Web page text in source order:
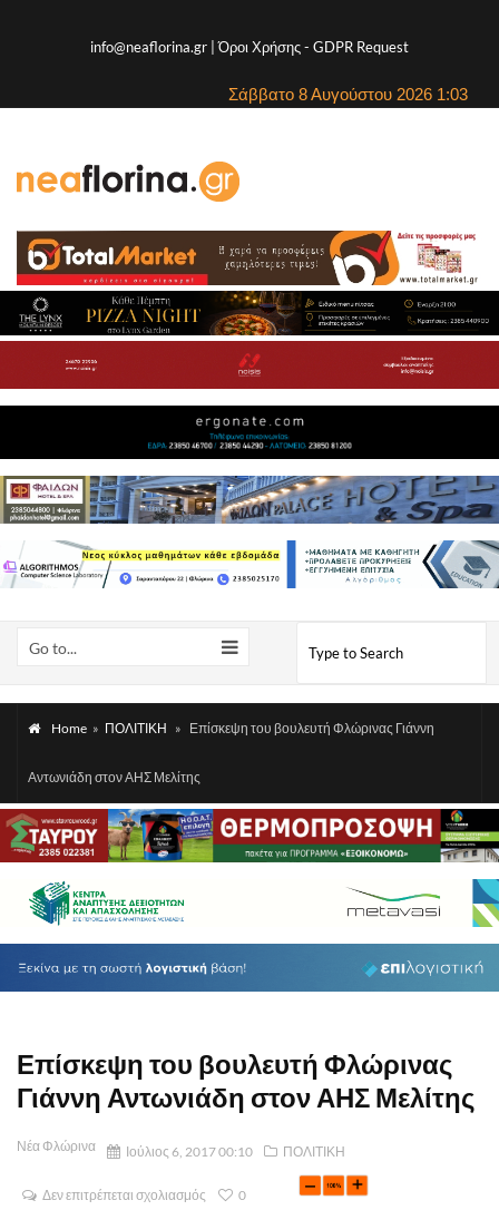
info@neaflorina.gr |Όροι Χρήσης- GDPR Request
Σάββατο 8 Αυγούστου 2026 1:03
Go to...
Home » ΠΟΛΙΤΙΚΗ » Επίσκεψη του βουλευτή Φλώρινας Γιάννη
Αντωνιάδη στον ΑΗΣ Μελίτης
Επίσκεψη του βουλευτή Φλώρινας
Γιάννη Αντωνιάδη στον ΑΗΣ Μελίτης
Νέα Φλώρινα Ιούλιος 6, 2017 00:10 ΠΟΛΙΤΙΚΗ
Δεν επιτρέπεται σχολιασμός 0